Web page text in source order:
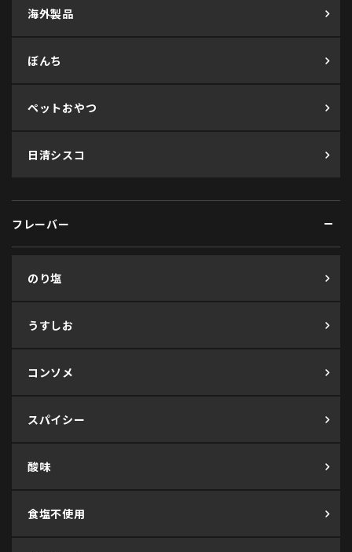
海外製品
ぼんち
ペットおやつ
日清シスコ
フレーバー
のり塩
うすしお
コンソメ
スパイシー
酸味
食塩不使用